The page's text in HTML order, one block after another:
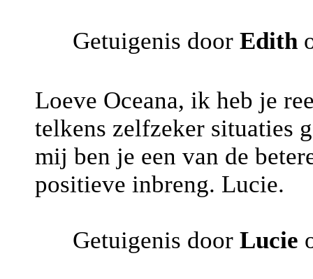
Getuigenis door Edith
Loeve Oceana, ik heb je
telkens zelfzeker situaties
mij ben je een van de
positieve inbreng. Lucie.
Getuigenis door Lucie